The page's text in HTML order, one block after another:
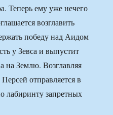
Теперь ему уже нечего
возглавить
победу над Аидом
у Зевса и выпустит
на Землю. Возглавляя
отправляется в
лабиринту запретных